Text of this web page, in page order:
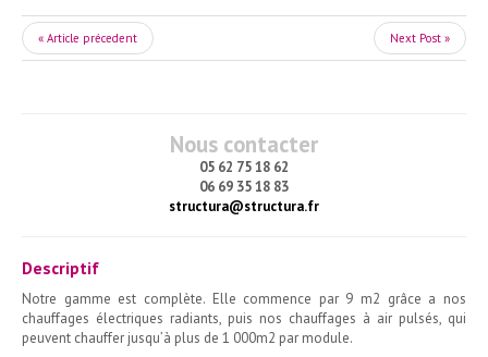
« Article précedent Next Post »
Nous contacter
05 62 75 18 62
06 69 35 18 83
structura@structura.fr
Descriptif
Notre gamme est complète. Elle commence par 9 m2 grâce a nos
chauffages électriques radiants, puis nos chauffages à air pulsés, qui
peuvent chauffer jusqu’à plus de 1 000m2 par module.